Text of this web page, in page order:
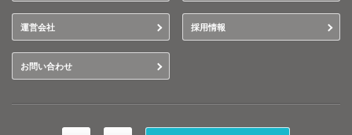
運営会社 採用情報
お問い合わせ